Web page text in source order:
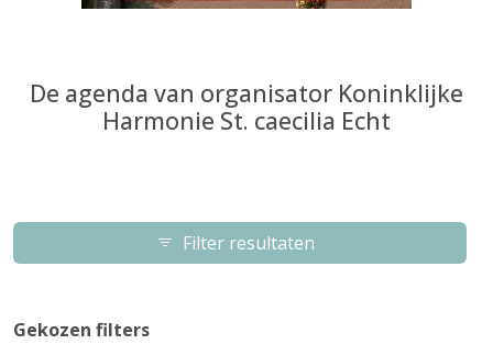
De agenda van organisator Koninklijke
Harmonie St. caecilia Echt
Filter resultaten
Gekozen filters